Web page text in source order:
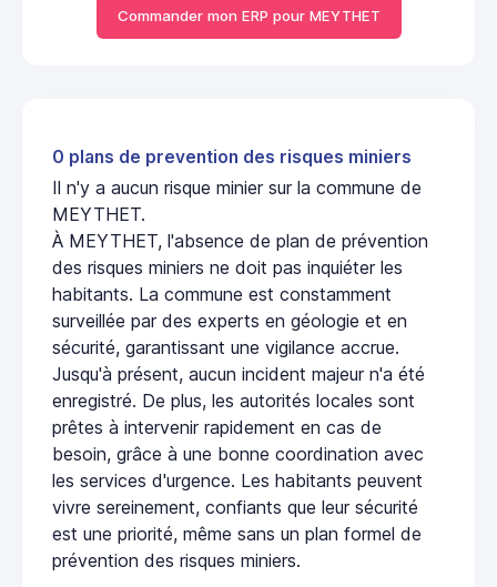
Commander mon ERP pour MEYTHET
0 plans de prevention des risques miniers
Il n'y a aucun risque minier sur la commune de
MEYTHET.
À MEYTHET, l'absence de plan de prévention
des risques miniers ne doit pas inquiéter les
habitants. La commune est constamment
surveillée par des experts en géologie et en
sécurité, garantissant une vigilance accrue.
Jusqu'à présent, aucun incident majeur n'a été
enregistré. De plus, les autorités locales sont
prêtes à intervenir rapidement en cas de
besoin, grâce à une bonne coordination avec
les services d'urgence. Les habitants peuvent
vivre sereinement, confiants que leur sécurité
est une priorité, même sans un plan formel de
prévention des risques miniers.